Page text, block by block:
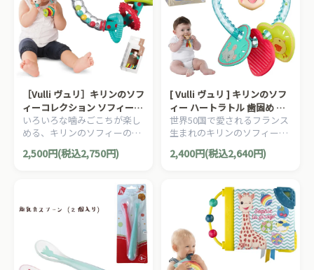
［Vulli ヴュリ］キリンのソフ
ィーコレクション ソフィー・
マルチラトル
いろいろな噛みごこちが楽し
める、キリンのソフィーのリ
ング型歯固めラトル(ガラガ
ラ)です。いろいろな噛みごこ
ィーのリング型歯固めラトル
(ガラガラ)です。ソフィーの
角や口も噛むことができまま
2,500円(税込2,750円)
[ Vulli ヴュリ ] キリンのソフ
ィー ハートラトル 歯固め ガ
ラガラ
世界50国で愛されるフランス
生まれのキリンのソフィー。
男の子、女の子の出産祝いや
ハーフバースデー、1歳の誕
2,400円(税込2,640円)